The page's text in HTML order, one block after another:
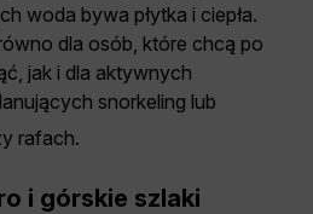
woda bywa płytka i ciepła.
dla osób, które chcą po
jak i dla aktywnych
snorkeling lub
rafach.
i górskie szlaki